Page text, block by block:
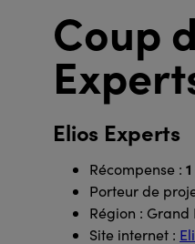
Coup
Elios Experts
Récompense :
Porteur de
Région : Grand
Site internet :